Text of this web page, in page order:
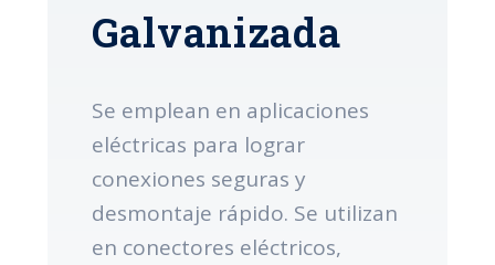
Galvanizada
Se emplean en aplicaciones
eléctricas para lograr
conexiones seguras y
desmontaje rápido. Se utilizan
en conectores eléctricos,